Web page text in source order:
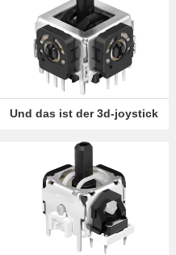
Und das ist der 3d-joystick